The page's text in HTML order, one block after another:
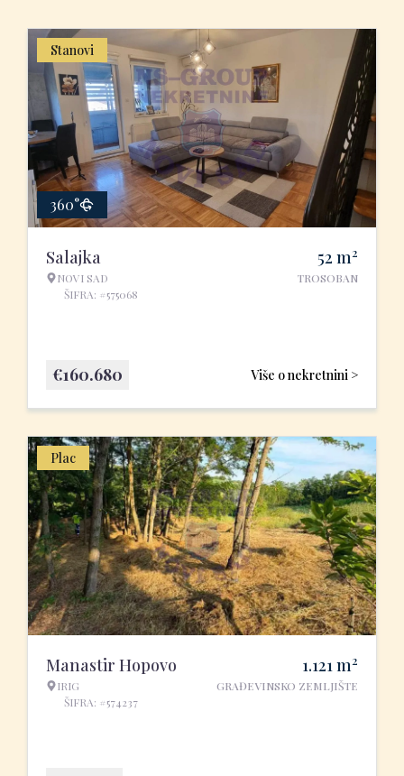
Stanovi
360°
Salajka
NOVI SAD
ŠIFRA: #575068
52 m2
TROSOBAN
Više o nekretnini >
€160.680
Plac
Manastir Hopovo
IRIG
ŠIFRA: #574237
1.121m2
GRAĐEVINSKO ZEMLJIŠTE